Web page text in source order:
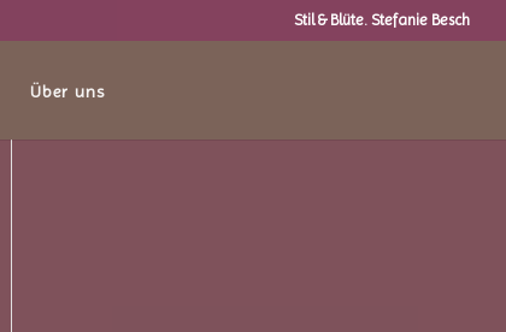
Stil & Blüte. Stefanie Besch
Über uns